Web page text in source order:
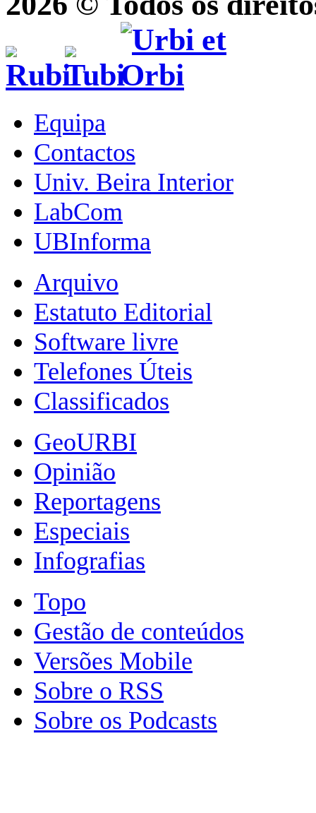
Equipa
Contactos
Univ. Beira Interior
LabCom
UBInforma
Arquivo
Estatuto Editorial
Software livre
Telefones Úteis
Classificados
GeoURBI
Opinião
Reportagens
Especiais
Infografias
Topo
Gestão de conteúdos
Versões Mobile
Sobre o RSS
Sobre os Podcasts